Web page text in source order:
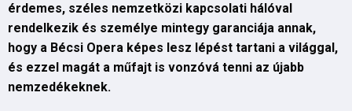
érdemes, széles nemzetközi kapcsolati hálóval
rendelkezik és személye mintegy garanciája annak,
hogy a Bécsi Opera képes lesz lépést tartani a világgal,
és ezzel magát a műfajt is vonzóvá tenni az újabb
nemzedékeknek.